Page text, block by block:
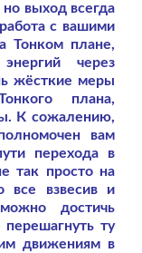
выход всегда
с вашими
Тонком плане,
через
жёсткие меры
плана,
К сожалению,
вам
перехода в
так просто на
все взвесив и
достичь
ту
движениям в